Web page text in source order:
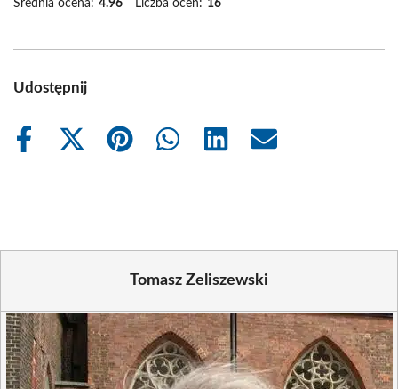
Średnia ocena: 4.96 Liczba ocen: 16
Udostępnij
Share
Share
Share
Share
Share
Share
Tomasz Zeliszewski